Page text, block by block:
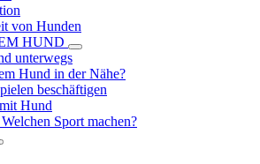
von Hunden
HUND
unterwegs
Hund in der Nähe?
beschäftigen
Hund
Sport machen?